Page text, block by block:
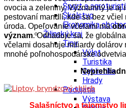
Šport a
Školstvo
Ekonomika
Žilinský kraj
Tipy
Výlet
Turistika
Cyklistika
Hrady
Podujatia
Výstava
ovocia a zeleniny. Významný je aj
pestovaní mandlí, kde sa bez
úroda. Opeľovanie včelami má
význam. Odhaduje sa, že
včelami dosahuje miliardy dolárov
mnohé poľnohospodárske
Salašníctvo a tajomstvo